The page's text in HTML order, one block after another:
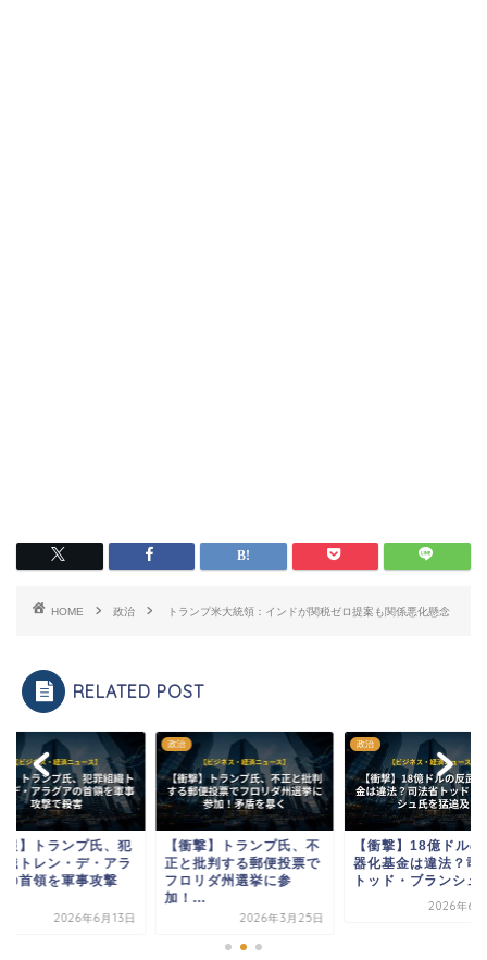
HOME 政治 トランプ米大統領：インドが関税ゼロ提案も関係悪化懸念
RELATED POST
報】トランプ氏、犯
織トレン・デ・アラ
の首領を軍事攻撃
2026年6月13日
政治
【衝撃】トランプ氏、不
正と批判する郵便投票で
フロリダ州選挙に参
加！...
2026年3月25日
政治
【衝撃】18億ドルの
器化基金は違法？司
トッド・ブランシュ
2026年6